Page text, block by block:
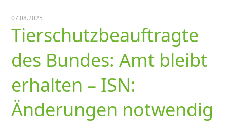
07.08.2025
Tierschutzbeauftragte
des Bundes: Amt bleibt
erhalten – ISN:
Änderungen notwendig